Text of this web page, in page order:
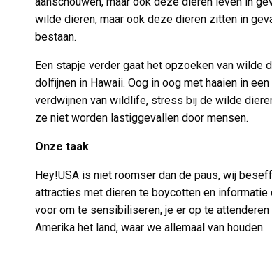
wilde dieren, maar ook deze dieren zitten in
bestaan.
Een stapje verder gaat het opzoeken van
dolfijnen in Hawaii. Oog in oog met haaien in
verdwijnen van wildlife, stress bij de wilde
ze niet worden lastiggevallen door mensen.
Onze taak
Hey!USA is niet roomser dan de paus, wij
attracties met dieren te boycotten en
voor om te sensibiliseren, je er op te
Amerika het land, waar we allemaal van houden.